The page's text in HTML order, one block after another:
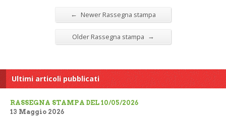
← Newer Rassegna stampa
Older Rassegna stampa →
Ultimi articoli pubblicati
RASSEGNA STAMPA DEL 10/05/2026
13 Maggio 2026